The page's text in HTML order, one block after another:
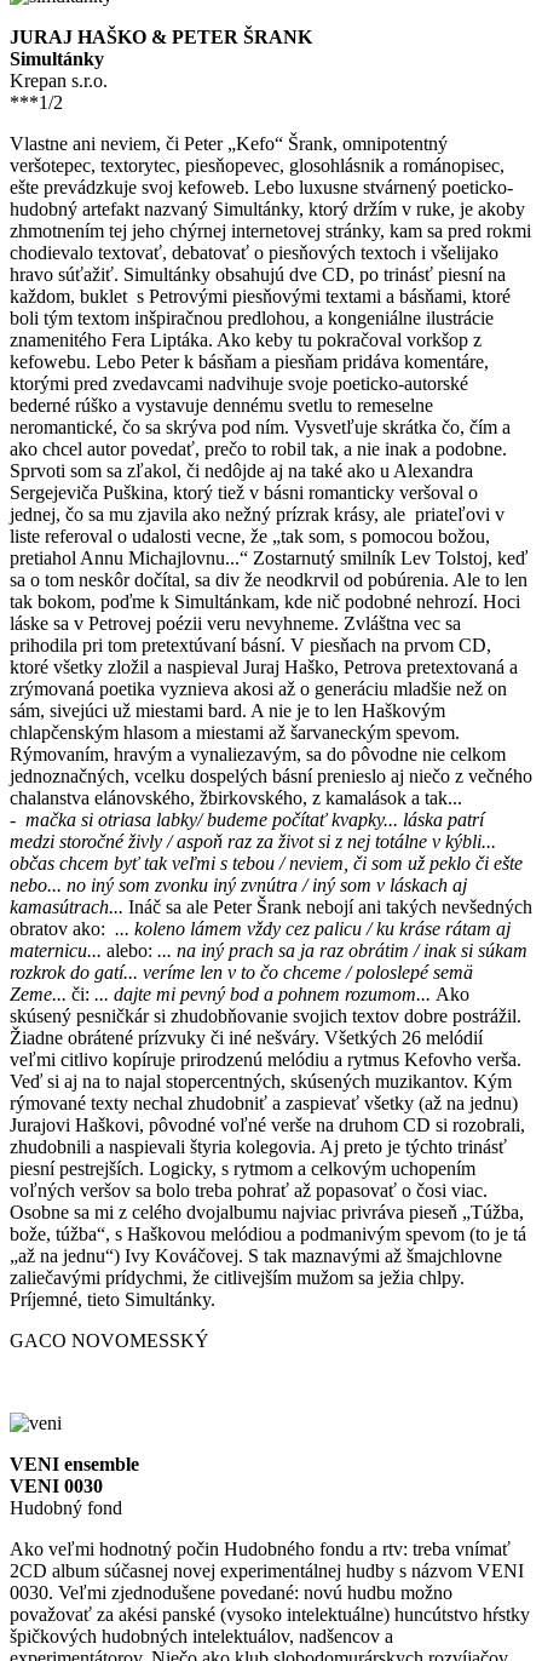
JURAJ HAŠKO & PETER ŠRANK
Simultánky
Krepan s.r.o.
***1/2
Vlastne ani neviem, či Peter „Kefo“ Šrank, omnipotentný
veršotepec, textorytec, piesňopevec, glosohlásnik a románopisec,
ešte prevádzkuje svoj kefoweb. Lebo luxusne stvárnený poeticko-
hudobný artefakt nazvaný Simultánky, ktorý držím v ruke, je akoby
zhmotnením tej jeho chýrnej internetovej stránky, kam sa pred rokmi
chodievalo textovať, debatovať o piesňových textoch i všelijako
hravo súťažiť. Simultánky obsahujú dve CD, po trinásť piesní na
každom, buklet s Petrovými piesňovými textami a básňami, ktoré
boli tým textom inšpiračnou predlohou, a kongeniálne ilustrácie
znamenitého Fera Liptáka. Ako keby tu pokračoval vorkšop z
kefowebu. Lebo Peter k básňam a piesňam pridáva komentáre,
ktorými pred zvedavcami nadvihuje svoje poeticko-autorské
bederné rúško a vystavuje dennému svetlu to remeselne
neromantické, čo sa skrýva pod ním. Vysvetľuje skrátka čo, čím a
ako chcel autor povedať, prečo to robil tak, a nie inak a podobne.
Sprvoti som sa zľakol, či nedôjde aj na také ako u Alexandra
Sergejeviča Puškina, ktorý tiež v básni romanticky veršoval o
jednej, čo sa mu zjavila ako nežný prízrak krásy, ale priateľovi v
liste referoval o udalosti vecne, že „tak som, s pomocou božou,
pretiahol Annu Michajlovnu...“ Zostarnutý smilník Lev Tolstoj, keď
sa o tom neskôr dočítal, sa div že neodkrvil od pobúrenia. Ale to len
tak bokom, poďme k Simultánkam, kde nič podobné nehrozí. Hoci
láske sa v Petrovej poézii veru nevyhneme. Zvláštna vec sa
prihodila pri tom pretextúvaní básní. V piesňach na prvom CD,
ktoré všetky zložil a naspieval Juraj Haško, Petrova pretextovaná a
zrýmovaná poetika vyznieva akosi až o generáciu mladšie než on
sám, sivejúci už miestami bard. A nie je to len Haškovým
chlapčenským hlasom a miestami až šarvaneckým spevom.
Rýmovaním, hravým a vynaliezavým, sa do pôvodne nie celkom
jednoznačných, vcelku dospelých básní prenieslo aj niečo z večného
chalanstva elánovského, žbirkovského, z kamalások a tak...
- mačka si otriasa labky/ budeme počítať kvapky... láska patrí
medzi storočné živly / aspoň raz za život si z nej totálne v kýbli...
občas chcem byť tak veľmi s tebou / neviem, či som už peklo či ešte
nebo... no iný som zvonku iný zvnútra / iný som v láskach aj
kamasútrach... Ináč sa ale Peter Šrank nebojí ani takých nevšedných
obratov ako: ... koleno lámem vždy cez palicu / ku kráse rátam aj
maternicu... alebo: ... na iný prach sa ja raz obrátim / inak si súkam
rozkrok do gatí... veríme len v to čo chceme / poloslepé semä
Zeme... či: ... dajte mi pevný bod a pohnem rozumom... Ako
skúsený pesničkár si zhudobňovanie svojich textov dobre postrážil.
Žiadne obrátené prízvuky či iné nešváry. Všetkých 26 melódií
veľmi citlivo kopíruje prirodzenú melódiu a rytmus Kefovho verša.
Veď si aj na to najal stopercentných, skúsených muzikantov. Kým
rýmované texty nechal zhudobniť a zaspievať všetky (až na jednu)
Jurajovi Haškovi, pôvodné voľné verše na druhom CD si rozobrali,
zhudobnili a naspievali štyria kolegovia. Aj preto je týchto trinásť
piesní pestrejších. Logicky, s rytmom a celkovým uchopením
voľných veršov sa bolo treba pohrať až popasovať o čosi viac.
Osobne sa mi z celého dvojalbumu najviac privráva pieseň „Túžba,
bože, túžba“, s Haškovou melódiou a podmanivým spevom (to je tá
„až na jednu“) Ivy Kováčovej. S tak maznavými až šmajchlovne
zaliečavými prídychmi, že citlivejším mužom sa ježia chlpy.
Príjemné, tieto Simultánky.
GACO NOVOMESSKÝ
VENI ensemble
VENI 0030
Hudobný fond
Ako veľmi hodnotný počin Hudobného fondu a rtv: treba vnímať
2CD album súčasnej novej experimentálnej hudby s názvom VENI
0030. Veľmi zjednodušene povedané: novú hudbu možno
považovať za akési panské (vysoko intelektuálne) huncútstvo hŕstky
špičkových hudobných intelektuálov, nadšencov a